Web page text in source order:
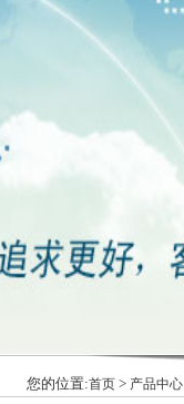
您的位置:首页 > 产品中心